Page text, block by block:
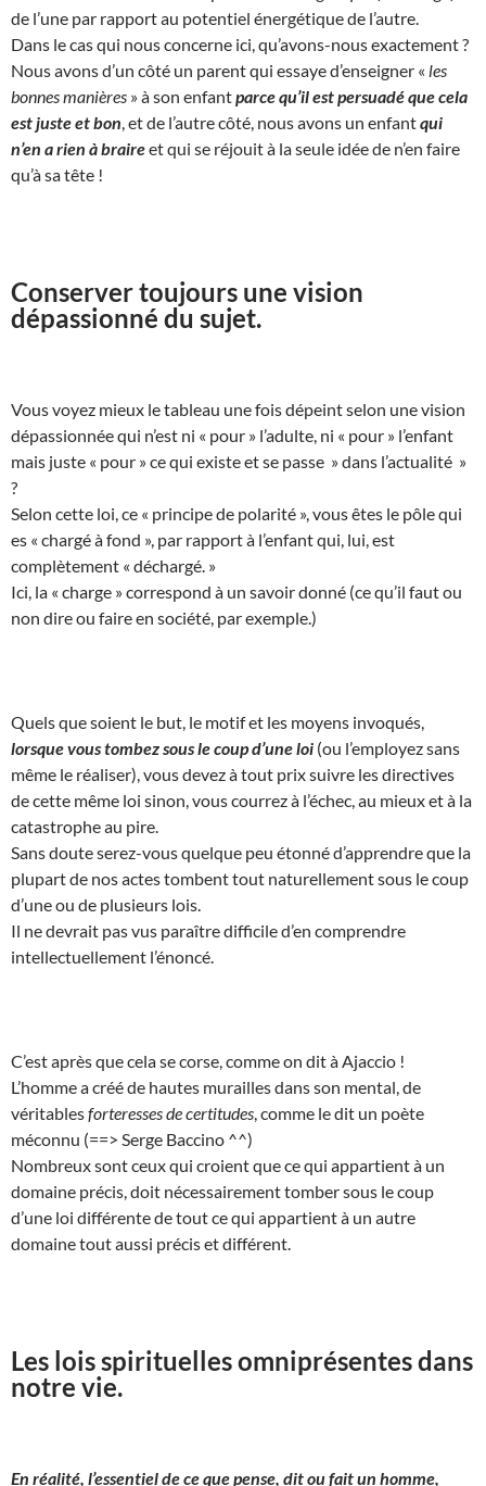
de l’une par rapport au potentiel énergétique de l’autre.
Dans le cas qui nous concerne ici, qu’avons-nous exactement ?
Nous avons d’un côté un parent qui essaye d’enseigner « les
bonnes manières » à son enfantparce qu’il est persuadé que cela
est juste et bon , et de l’autre côté, nous avons un enfantqui
n’en a rien à braireet qui se réjouit à la seule idée de n’en faire
qu’à sa tête !
Conserver toujours une vision
dépassionné du sujet.
Vous voyez mieux le tableau une fois dépeint selon une vision
dépassionnée qui n’est ni « pour » l’adulte, ni « pour » l’enfant
mais juste « pour » ce qui existe et se passe » dans l’actualité »
?
Selon cette loi, ce « principe de polarité », vous êtes le pôle qui
es « chargé à fond », par rapport à l’enfant qui, lui, est
complètement « déchargé. »
Ici, la « charge » correspond à un savoir donné (ce qu’il faut ou
non dire ou faire en société, par exemple.)
Quels que soient le but, le motif et les moyens invoqués,
lorsque vous tombez sous le coup d’une loi (ou l’employez sans
même le réaliser), vous devez à tout prix suivre les directives
de cette même loi sinon, vous courrez à l’échec, au mieux et à la
catastrophe au pire.
Sans doute serez-vous quelque peu étonné d’apprendre que la
plupart de nos actes tombent tout naturellement sous le coup
d’une ou de plusieurs lois.
Il ne devrait pas vus paraître difficile d’en comprendre
intellectuellement l’énoncé.
C’est après que cela se corse, comme on dit à Ajaccio !
L’homme a créé de hautes murailles dans son mental, de
véritablesforteresses de certitudes , comme le dit un poète
méconnu (==> Serge Baccino ^^)
Nombreux sont ceux qui croient que ce qui appartient à un
domaine précis, doit nécessairement tomber sous le coup
d’une loi différente de tout ce qui appartient à un autre
domaine tout aussi précis et différent.
Les lois spirituelles omniprésentes dans
notre vie.
En réalité, l’essentiel de ce que pense, dit ou fait un homme,